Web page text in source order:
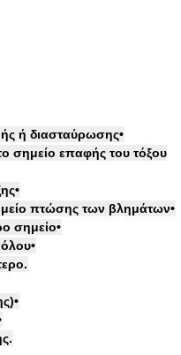
ή διασταύρωσης•
σημείο επαφής του τόξου
πτώσης των βλημάτων•
σημείο•